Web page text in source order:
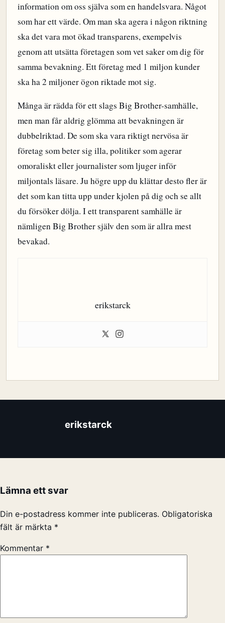
information om oss själva som en handelsvara. Något
som har ett värde. Om man ska agera i någon riktning
ska det vara mot ökad transparens, exempelvis
genom att utsätta företagen som vet saker om dig för
samma bevakning. Ett företag med 1 miljon kunder
ska ha 2 miljoner ögon riktade mot sig.
Många är rädda för ett slags Big Brother-samhälle,
men man får aldrig glömma att bevakningen är
dubbelriktad. De som ska vara riktigt nervösa är
företag som beter sig illa, politiker som agerar
omoraliskt eller journalister som ljuger inför
miljontals läsare. Ju högre upp du klättar desto fler är
det som kan titta upp under kjolen på dig och se allt
du försöker dölja. I ett transparent samhälle är
nämligen Big Brother själv den som är allra mest
bevakad.
erikstarck
erikstarck
Lämna ett svar
Din e-postadress kommer inte publiceras. Obligatoriska
fält är märkta *
Kommentar *